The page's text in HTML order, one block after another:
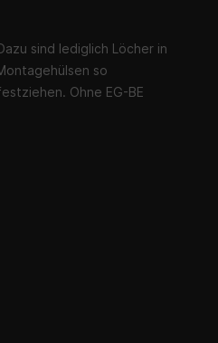
sind lediglich Löcher in
so
Ohne EG-BE